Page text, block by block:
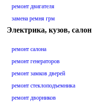
ремонт двигателя
замена ремня грм
Электрика, кузов, салон
ремонт салона
ремонт генераторов
ремонт замков дверей
ремонт стеклоподъемника
ремонт дворников